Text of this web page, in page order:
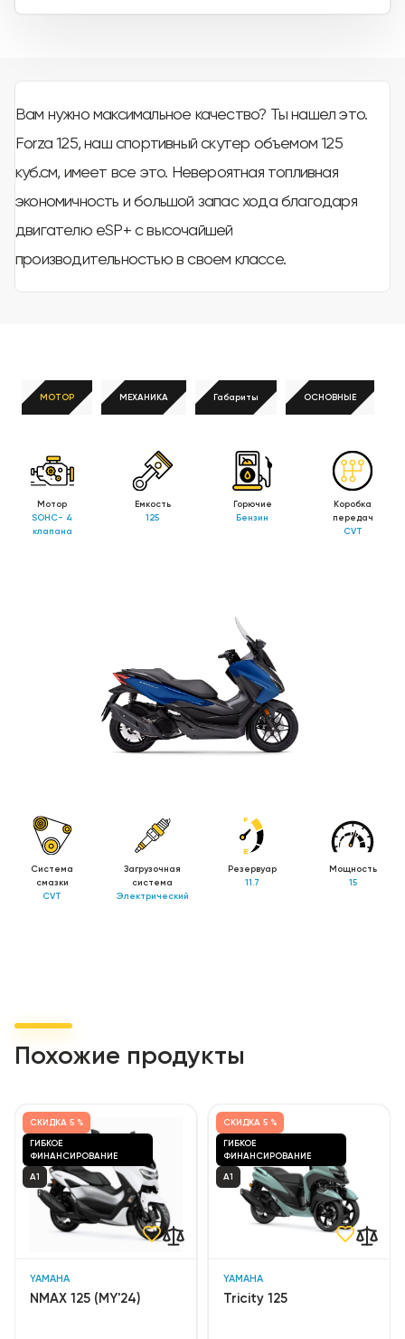
Вам нужно максимальное качество? Ты нашел это.
Forza 125, наш спортивный скутер объемом 125
куб.см, имеет все это. Невероятная топливная
экономичность и большой запас хода благодаря
двигателю eSP+ с высочайшей
производительностью в своем классе.
МОТОР МЕХАНИКА Габариты ОСНОВНЫЕ
Мотор
SOHC- 4
клапана
Емкость
125
Горючие
Бензин
Коробка
передач
CVT
Система
смазки
CVT
Загрузочная
система
Электрический
Резервуар
11.7
Мощность
15
Похожие продукты
YAMAHA
NMAX 125 (MY'24)
СКИДКА 5 %
ГИБКОЕ
ФИНАНСИРОВАНИЕ
A1
YAMAHA
Tricity 125
СКИДКА 5 %
ГИБКОЕ
ФИНАНСИРОВАНИЕ
A1